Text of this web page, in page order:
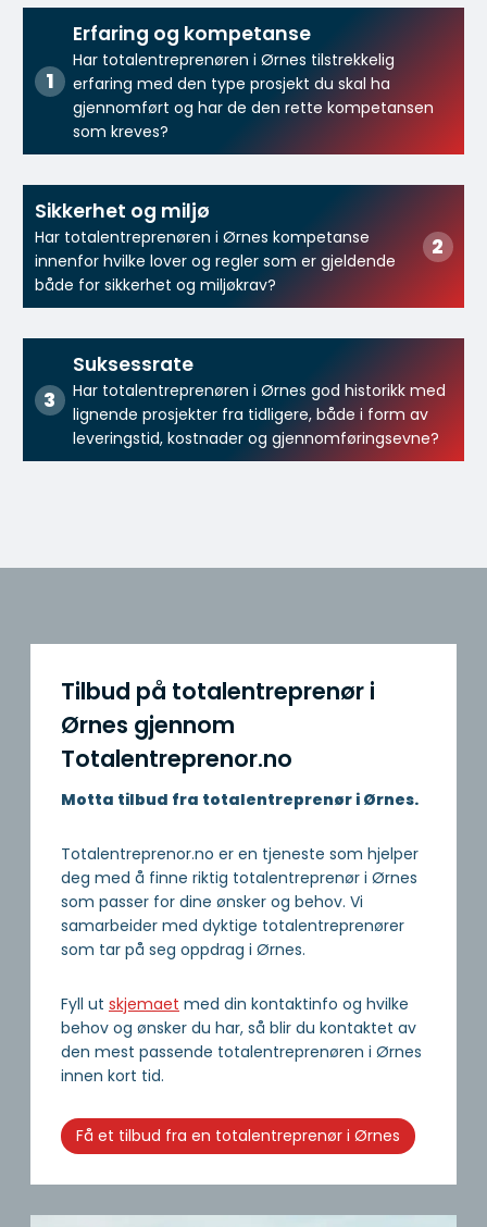
Erfaring og kompetanse
Har totalentreprenøren i Ørnes tilstrekkelig
erfaring med den type prosjekt du skal ha
gjennomført og har de den rette kompetansen
som kreves?
Sikkerhet og miljø
Har totalentreprenøren i Ørnes kompetanse
innenfor hvilke lover og regler som er gjeldende
både for sikkerhet og miljøkrav?
Suksessrate
Har totalentreprenøren i Ørnes god historikk med
lignende prosjekter fra tidligere, både i form av
leveringstid, kostnader og gjennomføringsevne?
Tilbud på totalentreprenør i
Ørnes gjennom
Totalentreprenor.no
Motta tilbud fra totalentreprenør i Ørnes.
Totalentreprenor.no er en tjeneste som hjelper
deg med å finne riktig totalentreprenør i Ørnes
som passer for dine ønsker og behov. Vi
samarbeider med dyktige totalentreprenører
som tar på seg oppdrag i Ørnes.
Fyll ut skjemaet med din kontaktinfo og hvilke
behov og ønsker du har, så blir du kontaktet av
den mest passende totalentreprenøren i Ørnes
innen kort tid.
Få et tilbud fra en totalentreprenør i Ørnes